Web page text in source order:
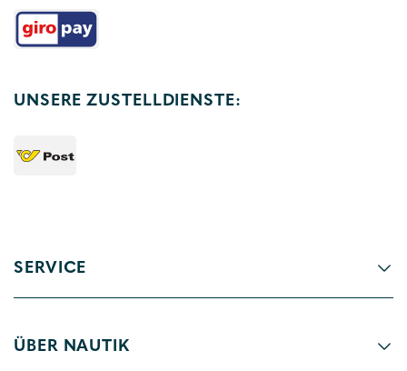
UNSERE ZUSTELLDIENSTE:
SERVICE
ÜBER NAUTIK